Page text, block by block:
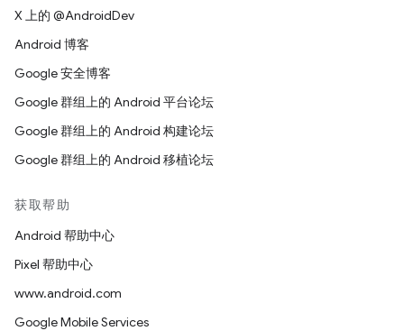
X 上的 @AndroidDev
Android 博客
Google 安全博客
Google 群组上的 Android 平台论坛
Google 群组上的 Android 构建论坛
Google 群组上的 Android 移植论坛
获取帮助
Android 帮助中心
Pixel 帮助中心
www.android.com
Google Mobile Services